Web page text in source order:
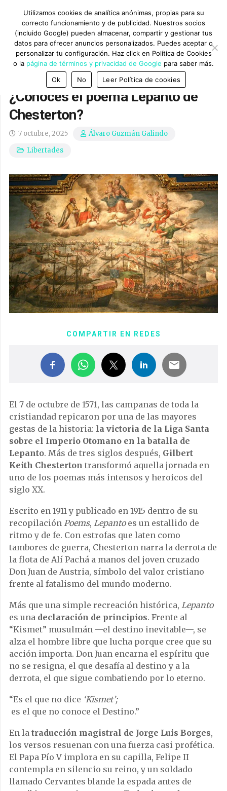
¿Conoces el poema Lepanto de
Chesterton?
7 octubre, 2025
Álvaro Guzmán Galindo
Libertades
COMPARTIR EN REDES
El 7 de octubre de 1571, las campanas de toda la
cristiandad repicaron por una de las mayores
gestas de la historia: la victoria de la Liga Santa
sobre el Imperio Otomano en la batalla de
Lepanto. Más de tres siglos después, Gilbert
Keith Chesterton transformó aquella jornada en
uno de los poemas más intensos y heroicos del
siglo XX.
Escrito en 1911 y publicado en 1915 dentro de su
recopilación Poems, Lepantoes un estallido de
ritmo y de fe. Con estrofas que laten como
tambores de guerra, Chesterton narra la derrota de
la flota de Alí Pachá a manos del joven cruzado
Don Juan de Austria, símbolo del valor cristiano
frente al fatalismo del mundo moderno.
Más que una simple recreación histórica, Lepanto
es una declaración de principios. Frente al
“Kismet” musulmán —el destino inevitable—, se
alza el hombre libre que lucha porque cree que su
acción importa. Don Juan encarna el espíritu que
no se resigna, el que desafía al destino y a la
derrota, el que sigue combatiendo por lo eterno.
“Es el que no dice ‘Kismet’;
es el que no conoce el Destino.”
En la traducción magistral de Jorge Luis Borges,
los versos resuenan con una fuerza casi profética.
El Papa Pío V implora en su capilla, Felipe II
contempla en silencio su reino, y un soldado
llamado Cervantes blande la espada antes de
Utilizamos cookies de analítica anónimas, propias para su
correcto funcionamiento y de publicidad. Nuestros socios
(incluido Google) pueden almacenar, compartir y gestionar tus
datos para ofrecer anuncios personalizados. Puedes aceptar o
personalizar tu configuración. Haz click en Política de Cookies
o la página de términos y privacidad de Google para saber más.
Ok
No Leer Política de cookies